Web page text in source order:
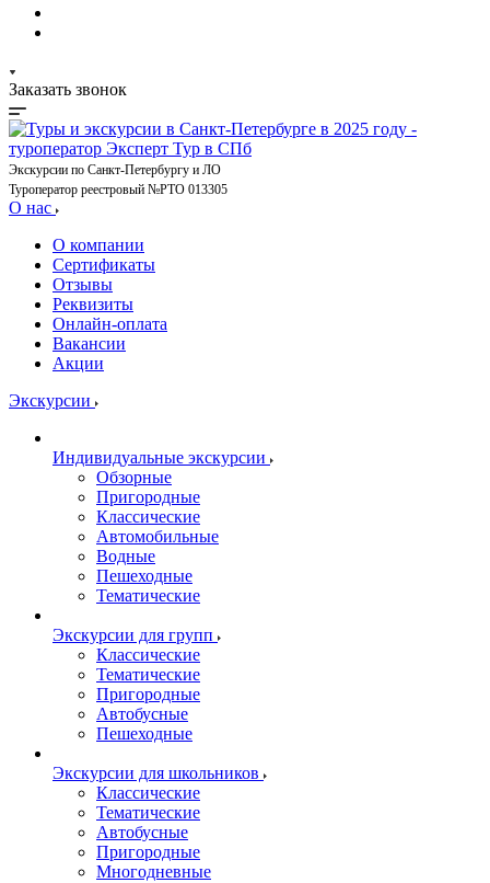
Заказать звонок
Экскурсии по Санкт-Петербургу и ЛО
Туроператор реестровый №РТО 013305
О нас
О компании
Сертификаты
Отзывы
Реквизиты
Онлайн-оплата
Вакансии
Акции
Экскурсии
Индивидуальные экскурсии
Обзорные
Пригородные
Классические
Автомобильные
Водные
Пешеходные
Тематические
Экскурсии для групп
Классические
Тематические
Пригородные
Автобусные
Пешеходные
Экскурсии для школьников
Классические
Тематические
Автобусные
Пригородные
Многодневные